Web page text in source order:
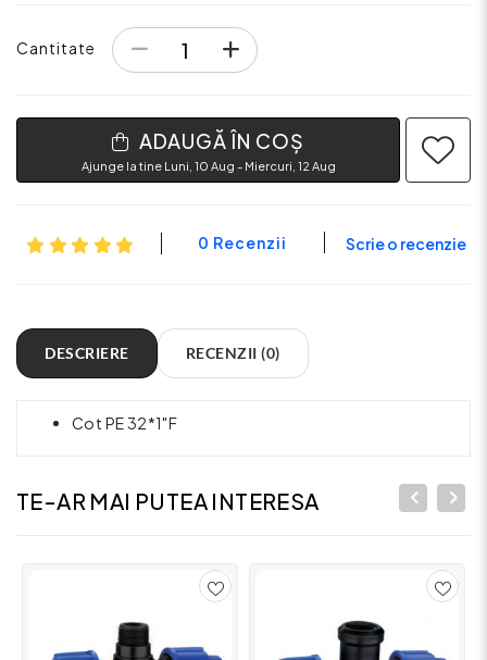
Cantitate
ADAUGĂ ÎN COȘ
Ajunge la tine Luni, 10 Aug - Miercuri, 12 Aug
0 Recenzii Scrie o recenzie
DESCRIERE RECENZII (0)
Cot PE 32*1"F
TE-AR MAI PUTEA INTERESA